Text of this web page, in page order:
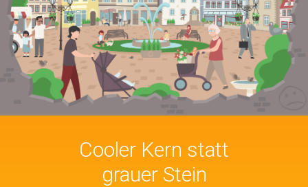
Cooler Kern statt
grauer Stein